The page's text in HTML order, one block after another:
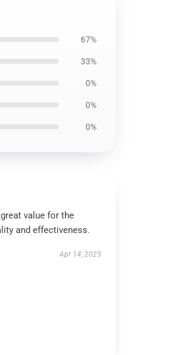
67%
33%
0%
0%
0%
value for the
and effectiveness.
Apr 14, 2025